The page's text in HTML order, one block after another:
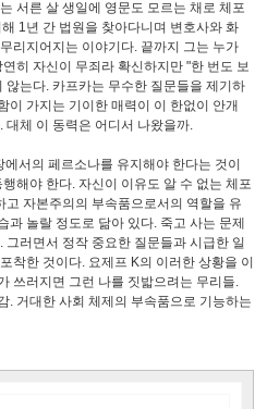
서른 살 생일에 영문도 모르는 채로 체포
1년 간 법원을 찾아다니며 변호사와 화
리지어지는 이야기다. 끝까지 그는 누가
히 자신이 무죄라 확신하지만 "한 번도 보
는다. 카프카는 무수한 질문들을 제기하
이 가지는 기이한 매력이 이 한없이 안개
대체 이 동력은 어디서 나왔을까.
서의 페르소나를 유지해야 한다는 것이
해야 한다. 자신이 이유도 알 수 없는 체포
자본주의의 부속품으로서의 역할을 유
놀랄 정도로 닮아 있다. 죽고 사는 문제
러면서 정작 중요한 질문들과 시급한 일
착한 것이다. 요제프 K의 이러한 상황을 이
쓰러지면 그런 나를 짓밟으려는 무리들.
. 거대한 사회 체제의 부속품으로 기능하는